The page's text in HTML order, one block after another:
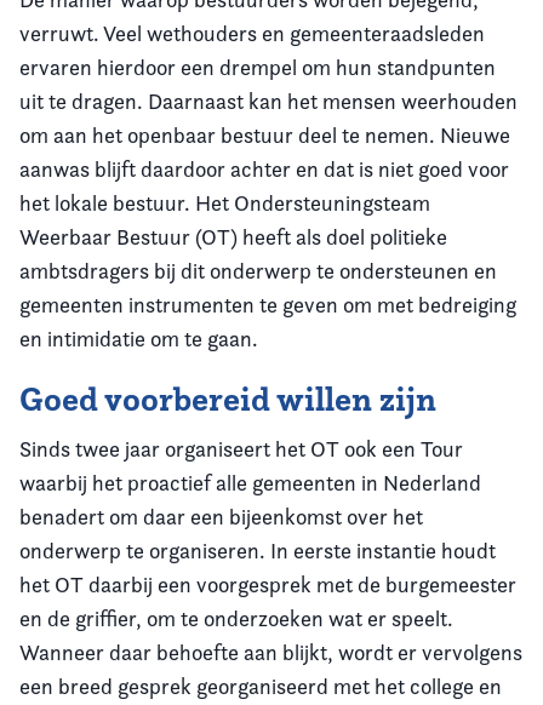
verruwt. Veel wethouders en gemeenteraadsleden
ervaren hierdoor een drempel om hun standpunten
uit te dragen. Daarnaast kan het mensen weerhouden
om aan het openbaar bestuur deel te nemen. Nieuwe
aanwas blijft daardoor achter en dat is niet goed voor
het lokale bestuur. Het Ondersteuningsteam
Weerbaar Bestuur (OT) heeft als doel politieke
ambtsdragers bij dit onderwerp te ondersteunen en
gemeenten instrumenten te geven om met bedreiging
en intimidatie om te gaan.
Goed voorbereid willen zijn
Sinds twee jaar organiseert het OT ook een Tour
waarbij het proactief alle gemeenten in Nederland
benadert om daar een bijeenkomst over het
onderwerp te organiseren. In eerste instantie houdt
het OT daarbij een voorgesprek met de burgemeester
en de griffier, om te onderzoeken wat er speelt.
Wanneer daar behoefte aan blijkt, wordt er vervolgens
een breed gesprek georganiseerd met het college en